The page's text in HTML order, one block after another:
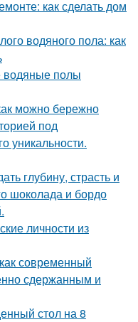
как сделать дом
водяного пола: как
водяные полы
можно бережно
под
уникальности.
глубину, страсть и
шоколада и бордо
личности из
современный
сдержанным и
стол на 8